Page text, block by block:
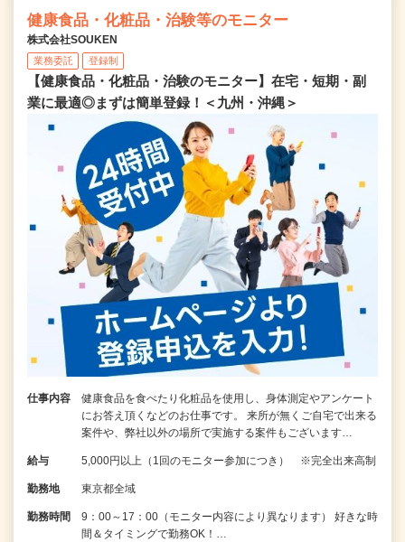
健康食品・化粧品・治験等のモニター
株式会社SOUKEN
業務委託 登録制
【健康食品・化粧品・治験のモニター】在宅・短期・副
業に最適◎まずは簡単登録！＜九州・沖縄＞
仕事内容
健康食品を食べたり化粧品を使用し、身体測定やアンケート
にお答え頂くなどのお仕事です。 来所が無くご自宅で出来る
案件や、弊社以外の場所で実施する案件もございます…
給与 5,000円以上（1回のモニター参加につき） ※完全出来高制
勤務地 東京都全域
勤務時間
9：00～17：00（モニター内容により異なります） 好きな時
間＆タイミングで勤務OK！…